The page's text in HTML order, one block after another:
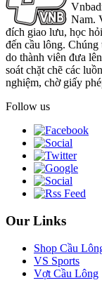
Nam.
đích giao lưu, học
đến cầu lông.
do thành viên đưa
soát chặt chẽ các
nghiệm, chờ giấy
Follow us
Our Links
Shop Cầu
VS Sports
Vợt Cầu Lông